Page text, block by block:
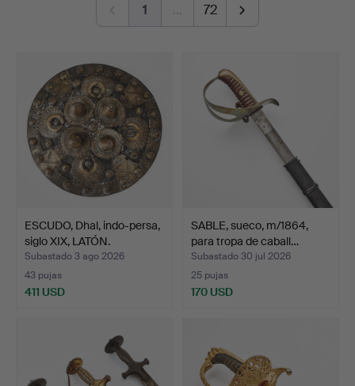
Magasin
1 … 72
ESCUDO, Dhal, indo-persa,
siglo XIX, LATÓN.
Subastado 3 ago 2026
43 pujas
411 USD
SABLE, sueco, m/1864,
para tropa de caball…
Subastado 30 jul 2026
25 pujas
170 USD